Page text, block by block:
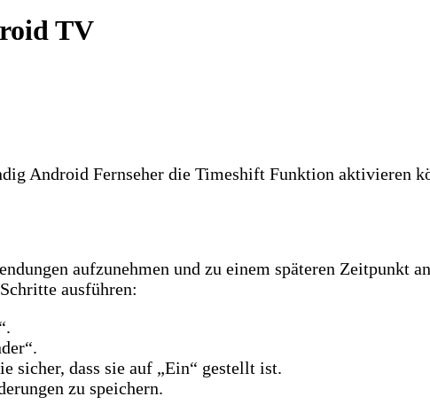
TV
Android Fernseher die Timeshift Funktion aktivieren
aufzunehmen und zu einem späteren Zeitpunkt
ausführen:
sicher, dass sie auf „Ein“ gestellt ist.
zu speichern.